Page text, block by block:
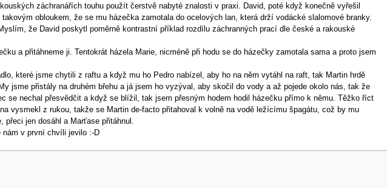
záchranářích touhu použít čerstvě nabyté znalosti v praxi. David, poté když konečně vyřešil
obloukem, že se mu házečka zamotala do ocelových lan, která drží vodácké slalomové branky.
že David poskytl poměrně kontrastní příklad rozdílu záchranných prací dle české a rakouské
a přitáhneme ji. Tentokrát házela Marie, nicméně při hodu se do házečky zamotala sama a proto jsem
které jsme chytili z raftu a když mu ho Pedro nabízel, aby ho na něm vytáhl na raft, tak Martin hrdě
jsme přistály na druhém břehu a já jsem ho vyzýval, aby skočil do vody a až pojede okolo nás, tak že
se nechal přesvědčit a když se blížil, tak jsem přesným hodem hodil házečku přímo k němu. Těžko říct
vysmekl z rukou, takže se Martin de-facto přitahoval k volně na vodě ležícímu špagátu, což by mu
jen dosáhl a Marťase přitáhnul.
nám v první chvíli jevilo :-D